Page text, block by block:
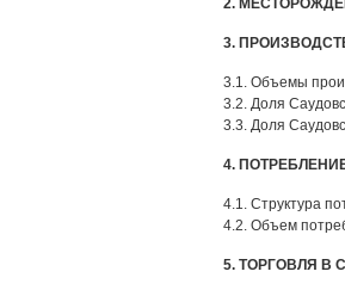
2.
3.
3.1. Объемы
3.2. Доля
3.3. Доля
4.
4.1. Структура
4.2. Объем
5. ТОРГОВЛЯ В